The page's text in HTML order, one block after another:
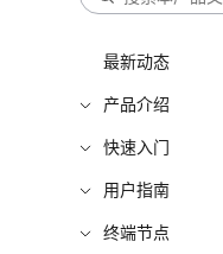
最新动态
产品介绍
快速入门
用户指南
终端节点